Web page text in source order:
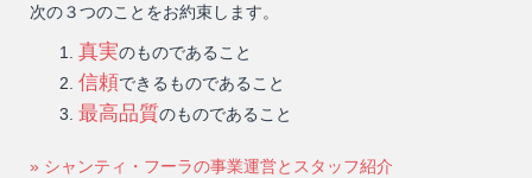
次の３つのことをお約束します。
真実のものであること
信頼できるものであること
最高品質のものであること
» シャンティ・フーラの事業運営とスタッフ紹介